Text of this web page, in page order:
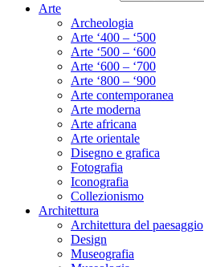
Arte
Archeologia
Arte ‘400 – ‘500
Arte ‘500 – ‘600
Arte ‘600 – ‘700
Arte ‘800 – ‘900
Arte contemporanea
Arte moderna
Arte africana
Arte orientale
Disegno e grafica
Fotografia
Iconografia
Collezionismo
Architettura
Architettura del paesaggio
Design
Museografia